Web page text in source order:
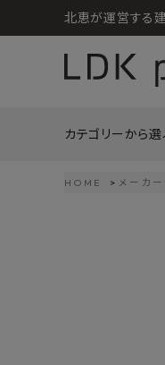
北恵が運営する
カテゴリーから選
HOME メーカ